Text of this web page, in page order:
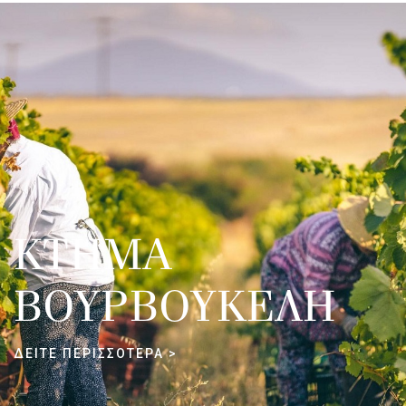
ΚΤΗΜΑ
ΒΟΥΡΒΟΥΚΕΛΗ
ΔΕΙΤΕ ΠΕΡΙΣΣΟΤΕΡΑ >